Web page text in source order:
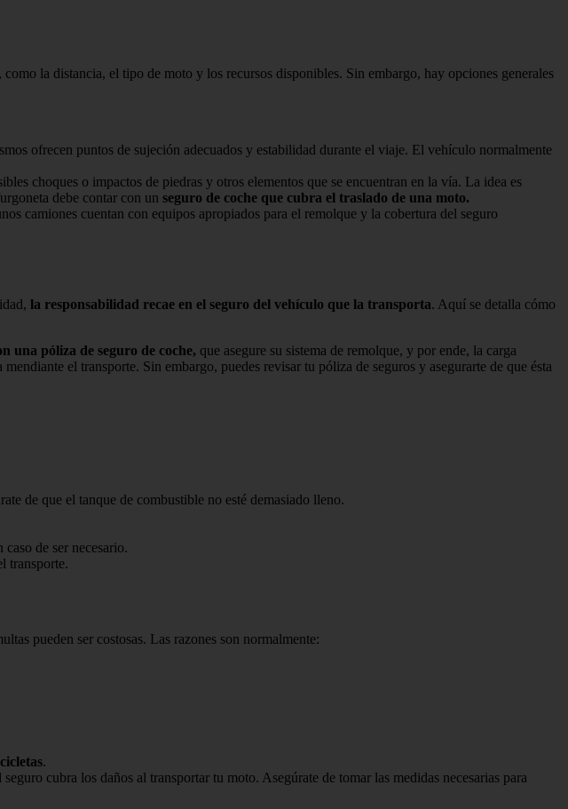
como la distancia, el tipo de moto y los recursos disponibles. Sin embargo, hay opciones generales
ofrecen puntos de sujeción adecuados y estabilidad durante el viaje. El vehículo normalmente
choques o impactos de piedras y otros elementos que se encuentran en la vía. La idea es
debe contar con un seguro de coche que cubra el traslado de una moto.
camiones cuentan con equipos apropiados para el remolque y la cobertura del seguro
la responsabilidad recae en el seguro del vehículo que la transporta. Aquí se detalla cómo
una póliza de seguro de coche, que asegure su sistema de remolque, y por ende, la carga
el transporte. Sin embargo, puedes revisar tu póliza de seguros y asegurarte de que ésta
de que el tanque de combustible no esté demasiado lleno.
de ser necesario.
transporte.
pueden ser costosas. Las razones son normalmente:
.
cubra los daños al transportar tu moto. Asegúrate de tomar las medidas necesarias para